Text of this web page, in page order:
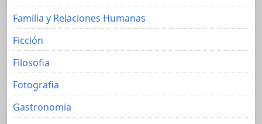
Familia y Relaciones Humanas
Ficción
Filosofia
Fotografia
Gastronomia